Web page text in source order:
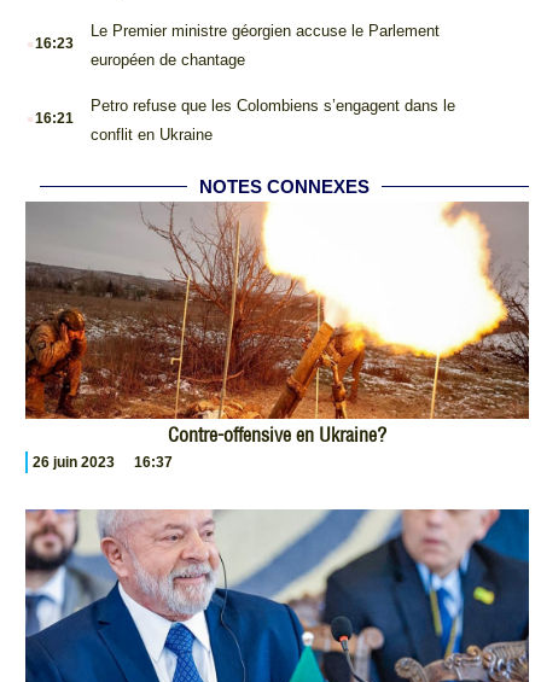
.16:23
Le Premier ministre géorgien accuse le Parlement
européen de chantage
.16:21
Petro refuse que les Colombiens s’engagent dans le
conflit en Ukraine
NOTES CONNEXES
Contre-offensive en Ukraine?
26 juin 2023 16:37